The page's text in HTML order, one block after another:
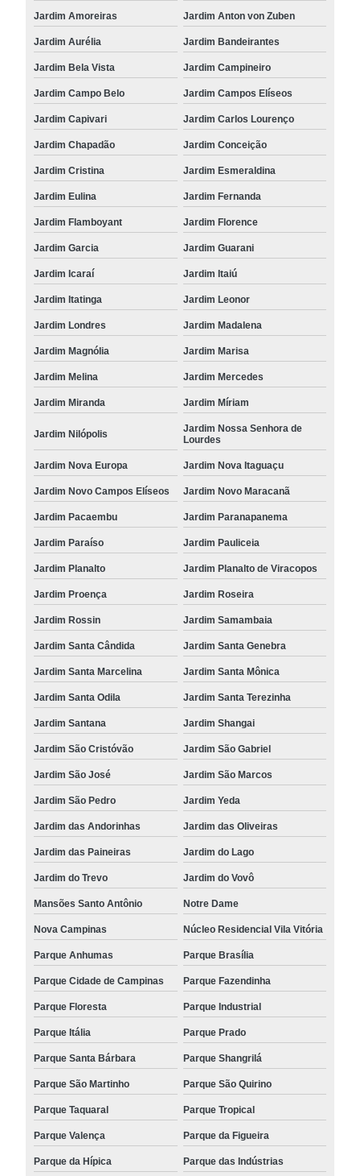
Jardim Amoreiras Jardim Anton von Zuben
Jardim Aurélia Jardim Bandeirantes
Jardim Bela Vista Jardim Campineiro
Jardim Campo Belo Jardim Campos Elíseos
Jardim Capivari Jardim Carlos Lourenço
Jardim Chapadão Jardim Conceição
Jardim Cristina Jardim Esmeraldina
Jardim Eulina Jardim Fernanda
Jardim Flamboyant Jardim Florence
Jardim Garcia Jardim Guarani
Jardim Icaraí Jardim Itaiú
Jardim Itatinga Jardim Leonor
Jardim Londres Jardim Madalena
Jardim Magnólia Jardim Marisa
Jardim Melina Jardim Mercedes
Jardim Miranda Jardim Míriam
Jardim Nilópolis
Jardim Nossa Senhora de
Lourdes
Jardim Nova Europa Jardim Nova Itaguaçu
Jardim Novo Campos Elíseos Jardim Novo Maracanã
Jardim Pacaembu Jardim Paranapanema
Jardim Paraíso Jardim Pauliceia
Jardim Planalto Jardim Planalto de Viracopos
Jardim Proença Jardim Roseira
Jardim Rossin Jardim Samambaia
Jardim Santa Cândida Jardim Santa Genebra
Jardim Santa Marcelina Jardim Santa Mônica
Jardim Santa Odila Jardim Santa Terezinha
Jardim Santana Jardim Shangai
Jardim São Cristóvão Jardim São Gabriel
Jardim São José Jardim São Marcos
Jardim São Pedro Jardim Yeda
Jardim das Andorinhas Jardim das Oliveiras
Jardim das Paineiras Jardim do Lago
Jardim do Trevo Jardim do Vovô
Mansões Santo Antônio Notre Dame
Nova Campinas Núcleo Residencial Vila Vitória
Parque Anhumas Parque Brasília
Parque Cidade de Campinas Parque Fazendinha
Parque Floresta Parque Industrial
Parque Itália Parque Prado
Parque Santa Bárbara Parque Shangrilá
Parque São Martinho Parque São Quirino
Parque Taquaral Parque Tropical
Parque Valença Parque da Figueira
Parque da Hípica Parque das Indústrias